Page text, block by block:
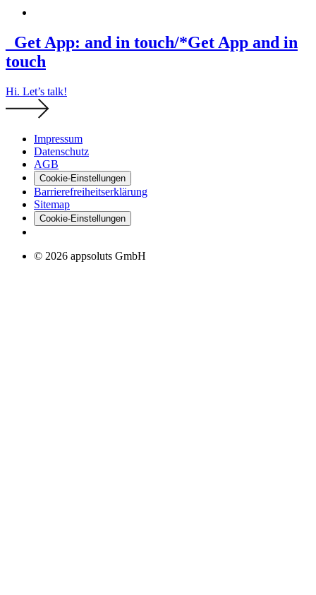
_Get App: and in touch/*Get App and in
touch
Hi. Let’s talk!
Impressum
Datenschutz
AGB
Cookie-Einstellungen
Barrierefreiheitserklärung
Sitemap
Cookie-Einstellungen
© 2026 appsoluts GmbH